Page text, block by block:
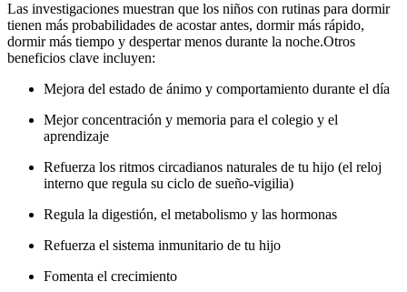
Las investigaciones muestran que los niños con rutinas para dormir
tienen más probabilidades de acostar antes, dormir más rápido,
dormir más tiempo y despertar menos durante la noche.Otros
beneficios clave incluyen:
Mejora del estado de ánimo y comportamiento durante el día
Mejor concentración y memoria para el colegio y el
aprendizaje
Refuerza los ritmos circadianos naturales de tu hijo (el reloj
interno que regula su ciclo de sueño-vigilia)
Regula la digestión, el metabolismo y las hormonas
Refuerza el sistema inmunitario de tu hijo
Fomenta el crecimiento